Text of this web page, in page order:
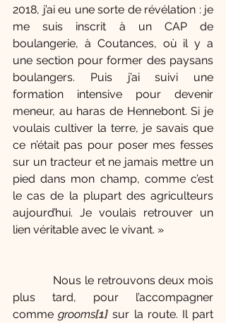
2018, j’ai eu une sorte de révélation : je
me suis inscrit à un CAP de
boulangerie, à Coutances, où il y a
une section pour former des paysans
boulangers. Puis j’ai suivi une
formation intensive pour devenir
meneur, au haras de Hennebont. Si je
voulais cultiver la terre, je savais que
ce n’était pas pour poser mes fesses
sur un tracteur et ne jamais mettre un
pied dans mon champ, comme c’est
le cas de la plupart des agriculteurs
aujourd’hui. Je voulais retrouver un
lien véritable avec le vivant. »
plus tard, pour l’accompagner
comme grooms[1] sur la route. Il part